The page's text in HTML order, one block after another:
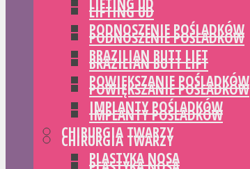
PODNOSZENIE POŚLADKÓW
BRAZILIAN BUTT LIFT
POWIĘKSZANIE POŚLADKÓW
IMPLANTY POŚLADKÓW
CHIRURGIA TWARZY
PLASTYKA NOSA
LIFTING UD
PODNOSZENIE POŚLADKÓW
BRAZILIAN BUTT LIFT
POWIĘKSZANIE POŚLADKÓW
IMPLANTY POŚLADKÓW
CHIRURGIA TWARZY